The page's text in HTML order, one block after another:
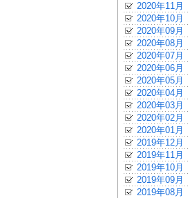
2020年11月
2020年10月
2020年09月
2020年08月
2020年07月
2020年06月
2020年05月
2020年04月
2020年03月
2020年02月
2020年01月
2019年12月
2019年11月
2019年10月
2019年09月
2019年08月